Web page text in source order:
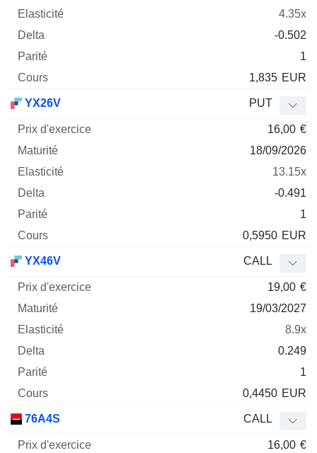
4.35x
-0.502
1
1,835 EUR
YX26V PUT
16,00 €
18/09/2026
13.15x
-0.491
1
0,5950 EUR
YX46V CALL
19,00 €
19/03/2027
8.9x
0.249
1
0,4450 EUR
76A4S CALL
16,00 €